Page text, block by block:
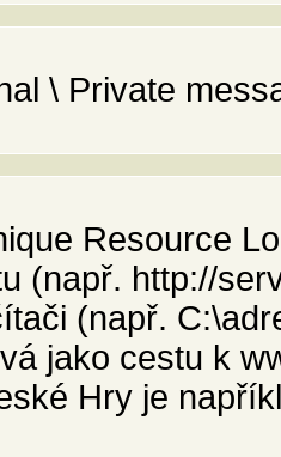
\ Private
Resource
(např. http://
(např.
jako cestu k
Hry je